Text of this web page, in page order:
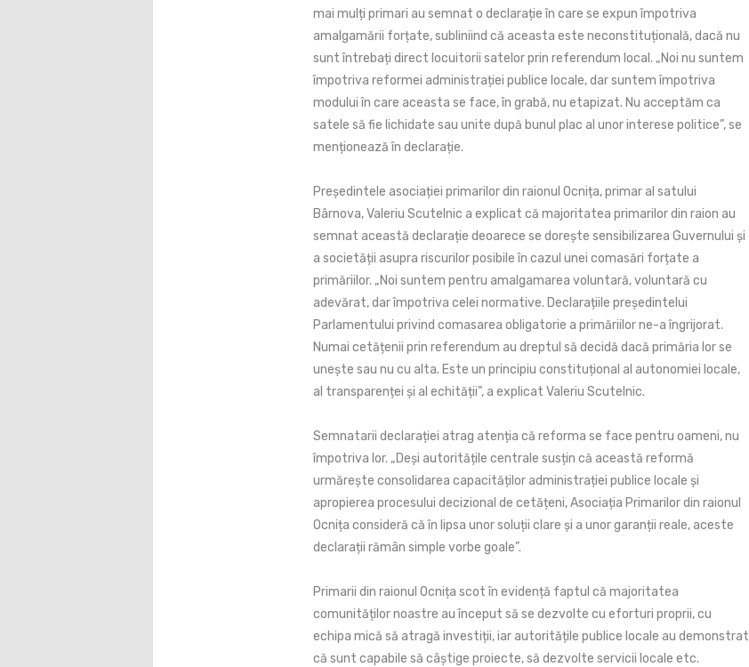
mai mulți primari au semnat o declarație în care se expun împotriva
amalgamării forțate, subliniind că aceasta este neconstituțională, dacă nu
sunt întrebați direct locuitorii satelor prin referendum local. „Noi nu suntem
împotriva reformei administrației publice locale, dar suntem împotriva
modului în care aceasta se face, în grabă, nu etapizat. Nu acceptăm ca
satele să fie lichidate sau unite după bunul plac al unor interese politice”, se
menționează în declarație.
Președintele asociației primarilor din raionul Ocnița, primar al satului
Bârnova, Valeriu Scutelnic a explicat că majoritatea primarilor din raion au
semnat această declarație deoarece se dorește sensibilizarea Guvernului și
a societății asupra riscurilor posibile în cazul unei comasări forțate a
primăriilor. „Noi suntem pentru amalgamarea voluntară, voluntară cu
adevărat, dar împotriva celei normative. Declarațiile președintelui
Parlamentului privind comasarea obligatorie a primăriilor ne-a îngrijorat.
Numai cetățenii prin referendum au dreptul să decidă dacă primăria lor se
unește sau nu cu alta. Este un principiu constituțional al autonomiei locale,
al transparenței și al echității”, a explicat Valeriu Scutelnic.
Semnatarii declarației atrag atenția că reforma se face pentru oameni, nu
împotriva lor. „Deși autoritățile centrale susțin că această reformă
urmărește consolidarea capacităților administrației publice locale și
apropierea procesului decizional de cetățeni, Asociația Primarilor din raionul
Ocnița consideră că în lipsa unor soluții clare și a unor garanții reale, aceste
declarații rămân simple vorbe goale”.
Primarii din raionul Ocnița scot în evidență faptul că majoritatea
comunităților noastre au început să se dezvolte cu eforturi proprii, cu
echipa mică să atragă investiții, iar autoritățile publice locale au demonstrat
că sunt capabile să câștige proiecte, să dezvolte servicii locale etc.